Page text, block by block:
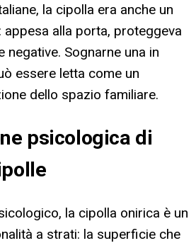
la cipolla era anche un
alla porta, proteggeva
negative. Sognarne una in
essere letta come un
dello spazio familiare.
psicologica di
la cipolla onirica è un
a strati: la superficie che